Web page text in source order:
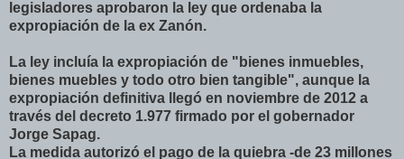
legisladores aprobaron la ley que ordenaba la
expropiación de la ex Zanón.
La ley incluía la expropiación de "bienes inmuebles,
bienes muebles y todo otro bien tangible", aunque la
expropiación definitiva llegó en noviembre de 2012 a
través del decreto 1.977 firmado por el gobernador
Jorge Sapag.
La medida autorizó el pago de la quiebra -de 23 millones